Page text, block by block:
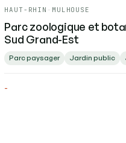
HAUT-RHIN - MULHOUSE
Parc zoologique et
Sud Grand-Est
Parc paysager Jardin public
-